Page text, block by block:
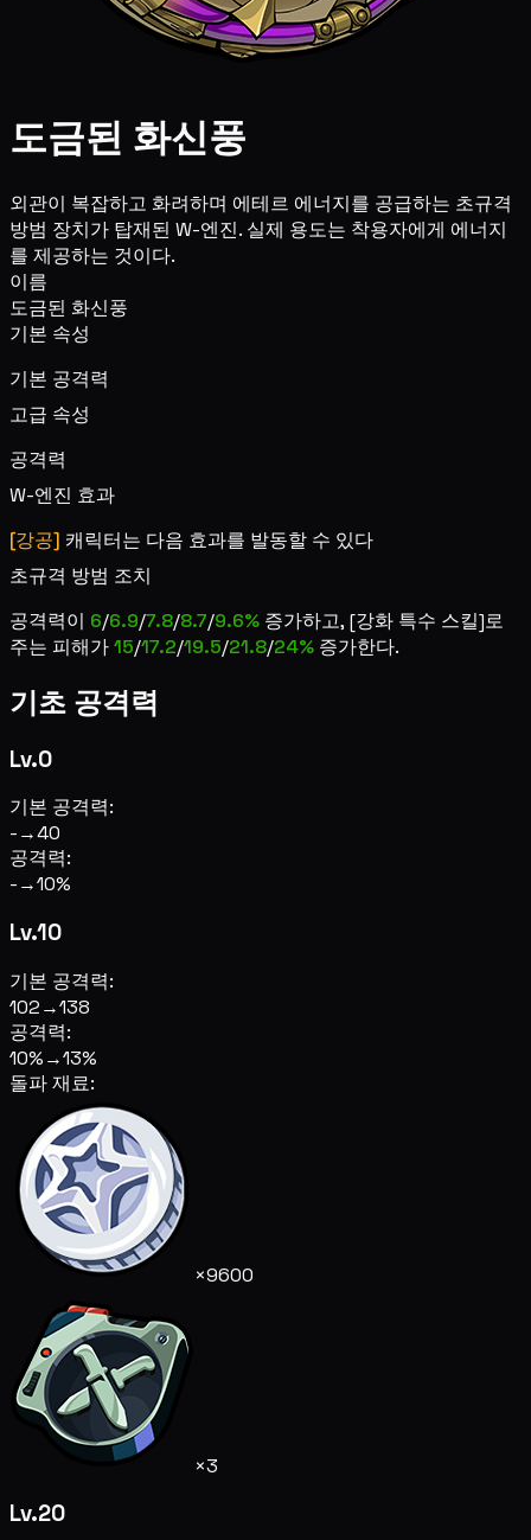
도금된 화신풍
외관이 복잡하고 화려하며 에테르 에너지를 공급하는 초규격
방범 장치가 탑재된 W-엔진. 실제 용도는 착용자에게 에너지
를 제공하는 것이다.
이름
도금된 화신풍
기본 속성
기본 공격력
고급 속성
공격력
W-엔진 효과
[강공] 캐릭터는 다음 효과를 발동할 수 있다
초규격 방범 조치
공격력이 6/6.9/7.8/8.7/9.6% 증가하고, [강화 특수 스킬]로
주는 피해가15/17.2/19.5/21.8/24% 증가한다.
기초 공격력
Lv.0
기본 공격력:
-→40
공격력:
-→10%
Lv.10
기본 공격력:
102→138
공격력:
10%→13%
돌파 재료:
×9600
×3
Lv.20